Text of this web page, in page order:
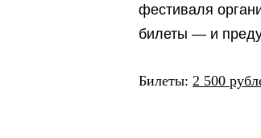
фестиваля
билеты — и
Билеты: 2 500